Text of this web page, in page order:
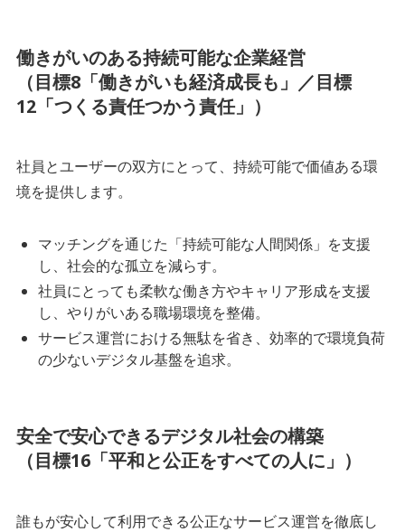
働きがいのある持続可能な企業経営
（目標8「働きがいも経済成長も」／目標
12「つくる責任つかう責任」）
社員とユーザーの双方にとって、持続可能で価値ある環
境を提供します。
マッチングを通じた「持続可能な人間関係」を支援
し、社会的な孤立を減らす。
社員にとっても柔軟な働き方やキャリア形成を支援
し、やりがいある職場環境を整備。
サービス運営における無駄を省き、効率的で環境負荷
の少ないデジタル基盤を追求。
安全で安心できるデジタル社会の構築
（目標16「平和と公正をすべての人に」）
誰もが安心して利用できる公正なサービス運営を徹底し